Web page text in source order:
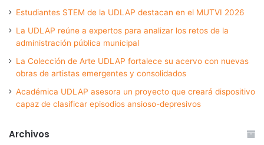
Estudiantes STEM de la UDLAP destacan en el MUTVI 2026
La UDLAP reúne a expertos para analizar los retos de la
administración pública municipal
La Colección de Arte UDLAP fortalece su acervo con nuevas
obras de artistas emergentes y consolidados
Académica UDLAP asesora un proyecto que creará dispositivo
capaz de clasificar episodios ansioso-depresivos
Archivos